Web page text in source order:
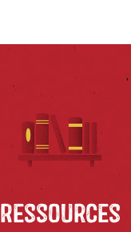
Ressources